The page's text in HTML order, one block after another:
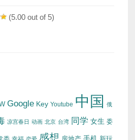
(5.00 out of 5)
Google Key Youtube 中国 俄
凉宫春日 动画 北京 台湾 同学 女生 委
感想